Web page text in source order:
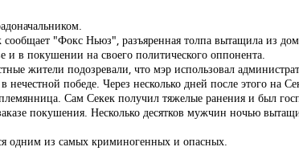
"Фокс Ньюз", разъяренная толпа вытащила из
в покушении на своего политического оппонента.
жители подозревали, что мэр использовал
победе. Через несколько дней после этого на
Сам Секек получил тяжелые ранения и был
покушения. Несколько десятков мужчин ночью
одним из самых криминогенных и опасных.